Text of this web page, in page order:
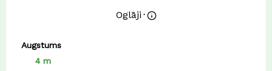
Oglāji ⋅
Augstums
4 m